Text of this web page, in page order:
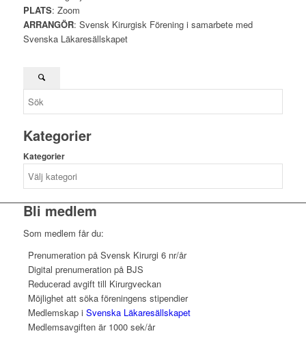
PLATS: Zoom
ARRANGÖR: Svensk Kirurgisk Förening i samarbete med
Svenska Läkaresällskapet
Kategorier
Kategorier
Bli medlem
Som medlem får du:
Prenumeration på Svensk Kirurgi 6 nr/år
Digital prenumeration på BJS
Reducerad avgift till Kirurgveckan
Möjlighet att söka föreningens stipendier
Medlemskap i Svenska Läkaresällskapet
Medlemsavgiften är 1000 sek/år